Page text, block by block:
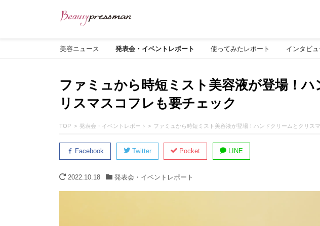
美容ニュース 発表会・イベントレポート 使ってみたレポート インタビ
ファミュから時短ミスト美容液が登場！
リスマスコフレも要チェック
TOP 発表会・イベントレポート ファミュから時短ミスト美容液が登場！ハンドクリームとクリス
Facebook Twitter Pocket LINE
2022.10.18 発表会・イベントレポート